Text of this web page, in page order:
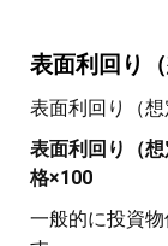
表面利回り（
表面利回り（想
表面利回り（
格×100
一般的に投資